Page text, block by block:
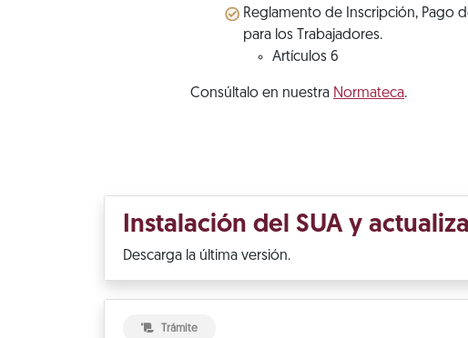
Reglamento de Inscripción, Pago
para los Trabajadores.
Artículos 6
Consúltalo en nuestra Normateca.
Instalación del SUA y
Descarga la última versión.
Trámite